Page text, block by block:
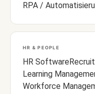
RPA /
HR & PEOPLE
HR Software
Learning
Workforce